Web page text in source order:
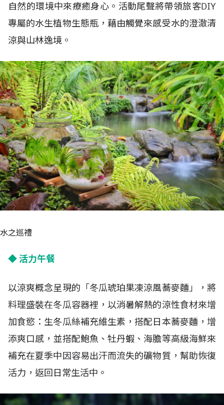
自然的環境中來療癒身心。活動尾聲將帶領旅客DIY
專屬的水生植物生態瓶，藉由觸覺來感受水的澄澈清
涼與山林逸境。
水之巡禮
◆ 活力午餐
以涼爽概念呈現的「冬瓜琥珀果凍涼風蕎麥麵」，將
料理盛裝在冬瓜容器裡，以消暑解熱的涼性食材來增
加食慾：生冬瓜絲補充維生素，搭配日本蕎麥麵，增
添爽口感，並搭配鮑魚、牡丹蝦、海膽等高級海鮮來
補充在夏季中因容易出汗而流失的礦物質，幫助恢復
活力，返回日常生活中。